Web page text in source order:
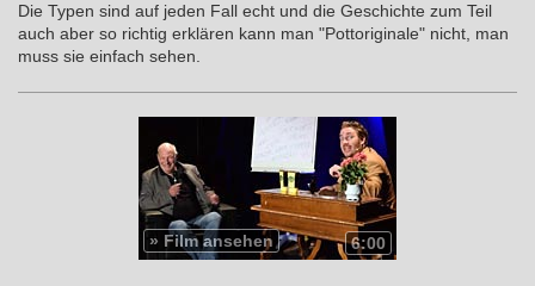
Die Typen sind auf jeden Fall echt und die Geschichte zum Teil
auch aber so richtig erklären kann man "Pottoriginale" nicht, man
muss sie einfach sehen.
6:00
» Film ansehen